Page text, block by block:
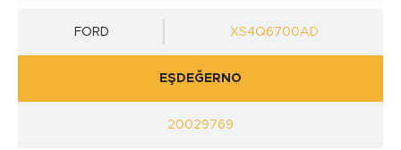
FORD XS4Q6700AD
EŞDEĞERNO
20029769